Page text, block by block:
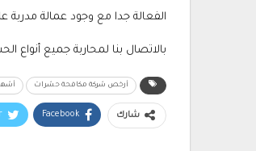
الفعالة جدا مع وجود عمالة مدربة
بالاتصال بنا لمحاربة جميع أنواع
أرخص شركة مكافحة حشرات
شارك Facebook